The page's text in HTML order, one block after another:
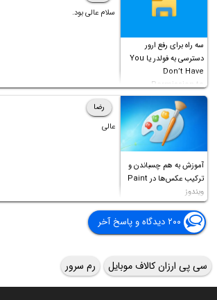
سه راه برای رفع ارور
دسترسی به فولدر یا You
Don’t Have
Permission to
Access this folder
سلام عالی بود.
آموزش به هم چسباندن و
ترکیب عکس‌ها در Paint
ویندوز
رضا
عالی
۲۰۰ دیدگاه و پاسخ آخر
سی پی ارزان کالاف موبایل رم سرور